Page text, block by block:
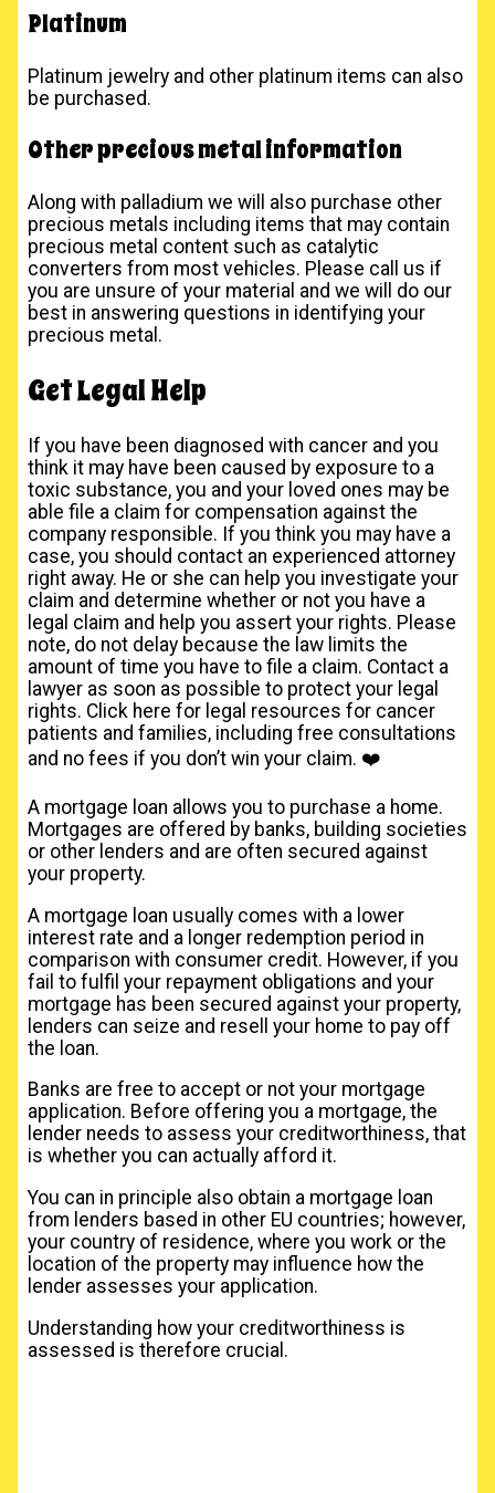
Platinum
Platinum jewelry and other platinum items can also
be purchased.
Other precious metal information
Along with palladium we will also purchase other
precious metals including items that may contain
precious metal content such as catalytic
converters from most vehicles. Please call us if
you are unsure of your material and we will do our
best in answering questions in identifying your
precious metal.
Get Legal Help
If you have been diagnosed with cancer and you
think it may have been caused by exposure to a
toxic substance, you and your loved ones may be
able file a claim for compensation against the
company responsible. If you think you may have a
case, you should contact an experienced attorney
right away. He or she can help you investigate your
claim and determine whether or not you have a
legal claim and help you assert your rights. Please
note, do not delay because the law limits the
amount of time you have to file a claim. Contact a
lawyer as soon as possible to protect your legal
rights. Click here for legal resources for cancer
patients and families, including free consultations
and no fees if you don’t win your claim. ❤️
A mortgage loan allows you to purchase a home.
Mortgages are offered by banks, building societies
or other lenders and are often secured against
your property.
A mortgage loan usually comes with a lower
interest rate and a longer redemption period in
comparison with consumer credit. However, if you
fail to fulfil your repayment obligations and your
mortgage has been secured against your property,
lenders can seize and resell your home to pay off
the loan.
Banks are free to accept or not your mortgage
application. Before offering you a mortgage, the
lender needs to assess your creditworthiness, that
is whether you can actually afford it.
You can in principle also obtain a mortgage loan
from lenders based in other EU countries; however,
your country of residence, where you work or the
location of the property may influence how the
lender assesses your application.
Understanding how your creditworthiness is
assessed is therefore crucial.